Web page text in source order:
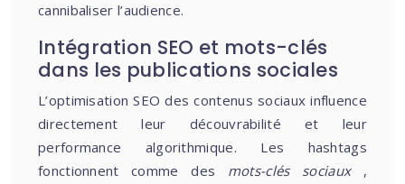
cannibaliser l’audience.
Intégration SEO et mots-clés
dans les publications sociales
L’optimisation SEO des contenus sociaux influence
directement leur découvrabilité et leur
performance algorithmique. Les hashtags
fonctionnent comme des mots-clés sociaux ,